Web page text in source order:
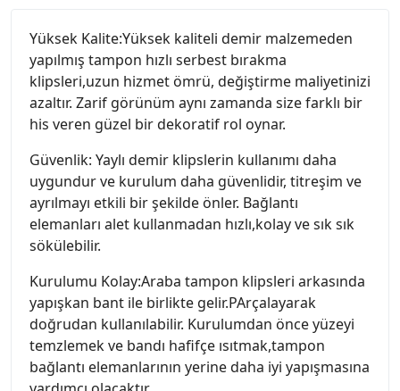
Yüksek Kalite:Yüksek kaliteli demir malzemeden
yapılmış tampon hızlı serbest bırakma
klipsleri,uzun hizmet ömrü, değiştirme maliyetinizi
azaltır. Zarif görünüm aynı zamanda size farklı bir
his veren güzel bir dekoratif rol oynar.
Güvenlik: Yaylı demir klipslerin kullanımı daha
uygundur ve kurulum daha güvenlidir, titreşim ve
ayrılmayı etkili bir şekilde önler. Bağlantı
elemanları alet kullanmadan hızlı,kolay ve sık sık
sökülebilir.
Kurulumu Kolay:Araba tampon klipsleri arkasında
yapışkan bant ile birlikte gelir.PArçalayarak
doğrudan kullanılabilir. Kurulumdan önce yüzeyi
temzlemek ve bandı hafifçe ısıtmak,tampon
bağlantı elemanlarının yerine daha iyi yapışmasına